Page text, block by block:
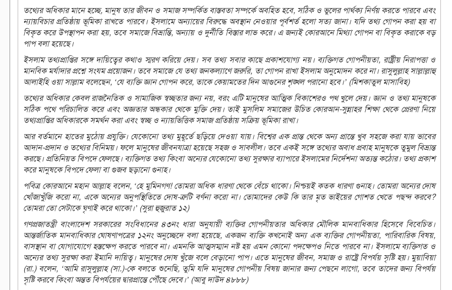
তথ্যের অধিকার মানে হচ্ছে, মানুষ তার জীবন ও সমাজ সম্পর্কিত বাস্তবতা সম্পর্কে অবহিত হবে, সঠিক ও ভুলের পার্থক্য নির্ণয় করতে পারবে এবং
ন্যায়বিচার প্রতিষ্ঠায় ভূমিকা রাখতে পারবে। ইসলামে অন্যায়ের বিরুদ্ধে অবস্থান নেওয়ার পূর্বশর্ত হলো সত্য জানা। যদি তথ্য গোপন করা হয় বা
বিকৃত করে উপস্থাপন করা হয়, তবে সমাজে বিভ্রান্তি, অন্যায় ও দুর্নীতি বিস্তার লাভ করে। এ জন্যই কোরআনে মিথ্যা গোপন বা বিকৃত করাকে বড়
পাপ বলা হয়েছে।
ইসলাম তথ্যপ্রাপ্তির সঙ্গে দায়িত্বের কথাও স্মরণ করিয়ে দেয়। সব তথ্য সবার কাছে প্রকাশযোগ্য নয়। ব্যক্তিগত গোপনীয়তা, রাষ্ট্রীয় নিরাপত্তা ও
মানবিক মর্যাদার প্রশ্নে সংযম প্রয়োজন। তবে সমাজে যে তথ্য জনকল্যাণে জরুরি, তা গোপন রাখা ইসলাম অনুমোদন করে না। রাসুলুল্লাহ সাল্লাল্লাহু
আলাইহি ওয়া সাল্লাম বলেছেন, ‘যে ব্যক্তি জ্ঞান গোপন করে, তাকে কেয়ামতের দিন আগুনের শৃঙ্খল পরানো হবে।’ (মিশকাতুল মাসাবিহ)
তথ্যের অধিকার কেবল রাজনৈতিক ও সামাজিক স্বচ্ছতার জন্য নয়, বরং এটি মানুষের আত্মিক বিকাশেরও পথ খুলে দেয়। জ্ঞান ও তথ্য মানুষকে
সঠিক পথে পরিচালিত করে এবং অজ্ঞতার অন্ধকার থেকে মুক্তি দেয়। তাই মুসলিম সমাজের উচিত কোরআন-সুন্নাহর শিক্ষা থেকে প্রেরণা নিয়ে
তথ্যপ্রাপ্তির অধিকারকে সমর্থন করা এবং স্বচ্ছ ও ন্যায়ভিত্তিক সমাজ প্রতিষ্ঠায় সক্রিয় ভূমিকা রাখা।
আর বর্তমানে হাতের মুঠোয় প্রযুক্তি। যেকোনো তথ্য মুহূর্তে ছড়িয়ে দেওয়া যায়। বিশ্বের এক প্রান্ত থেকে অন্য প্রান্তে খুব সহজে করা যায় ভাবের
আদান-প্রদান ও তথ্যের বিনিময়। ফলে মানুষের জীবনযাত্রা হয়েছে সহজ ও সাবলীল। তবে একই সঙ্গে তথ্যের অবাধ প্রবাহ মানুষকে তুমুল বিভ্রান্ত
করছে। প্রতিনিয়ত বিপদে ফেলছে। ব্যক্তিগত তথ্য কিংবা অন্যের যেকোনো তথ্য সুরক্ষার ব্যাপারে ইসলামের নির্দেশনা অত্যন্ত কঠোর। তথ্য প্রকাশ
করে মানুষকে বিপদে ফেলা বা গুজব ছড়ানো গুনাহ।
পবিত্র কোরআনে মহান আল্লাহ বলেন, ‘হে মুমিনগণ! তোমরা অধিক ধারণা থেকে বেঁচে থাকো। নিশ্চয়ই কতক ধারণা গুনাহ। তোমরা অন্যের দোষ
খোঁজাখুঁজি করো না, একে অন্যের অনুপস্থিতিতে দোষ-ত্রুটি বর্ণনা করো না। তোমাদের কেউ কি তার মৃত ভাইয়ের গোশত খেতে পছন্দ করবে?
তোমরা তো সেটাকে ঘৃণাই করে থাকো।’ (সুরা হুজুরাত ১২)
গণপ্রজাতন্ত্রী বাংলাদেশ সরকারের সংবিধানের ৪৩নং ধারা অনুযায়ী ব্যক্তির গোপনীয়তার অধিকার মৌলিক মানবাধিকার হিসেবে বিবেচিত।
আন্তর্জাতিক মানবাধিকার ঘোষণাপত্রের ১২নং অনুচ্ছেদে বলা হয়েছে, একজন ব্যক্তি কখনোই অন্য এক ব্যক্তির গোপনীয়তা, পারিবারিক বিষয়,
বাসস্থান বা যোগাযোগে হস্তক্ষেপ করতে পারবে না। এমনকি আত্মসম্মান নষ্ট হয় এমন কোনো পদক্ষেপও নিতে পারবে না। ইসলামে ব্যক্তিগত ও
অন্যের তথ্য সুরক্ষা করা ইমানি দায়িত্ব। মানুষের দোষ খুঁজে বলে বেড়ানো পাপ। এতে মানুষের জীবন, সমাজ ও রাষ্ট্রে বিপর্যয় সৃষ্টি হয়। মুয়াবিয়া
(রা.) বলেন, ‘আমি রাসুলুল্লাহ (সা.)-কে বলতে শুনেছি, তুমি যদি মানুষের গোপনীয় বিষয় জানার জন্য পেছনে লাগো, তবে তাদের জন্য বিপর্যয়
সৃষ্টি করবে কিংবা অন্তত বিপর্যয়ের দ্বারপ্রান্তে পৌঁছে দেবে।’ (আবু দাউদ ৪৮৮৮)